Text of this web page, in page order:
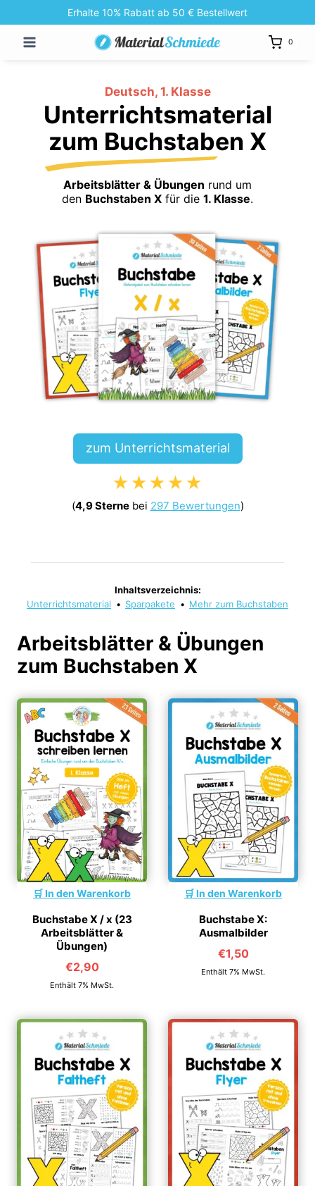
Inhalt
springen
Erhalte 10% Rabatt ab 50 € Bestellwert
0
Deutsch, 1. Klasse
Unterrichtsmaterial
zum Buchstaben X
Arbeitsblätter & Übungen rund um
den Buchstaben X für die 1. Klasse.
zum Unterrichtsmaterial
★★★★★
(4,9 Sternebei 297 Bewertungen)
Inhaltsverzeichnis:
Unterrichtsmaterial • Sparpakete • Mehr zum Buchstaben
Arbeitsblätter & Übungen
zum Buchstaben X
In den Warenkorb
Buchstabe X / x (23
Arbeitsblätter &
Übungen)
€2,90
Enthält 7% MwSt.
In den Warenkorb
Buchstabe X:
Ausmalbilder
€1,50
Enthält 7% MwSt.